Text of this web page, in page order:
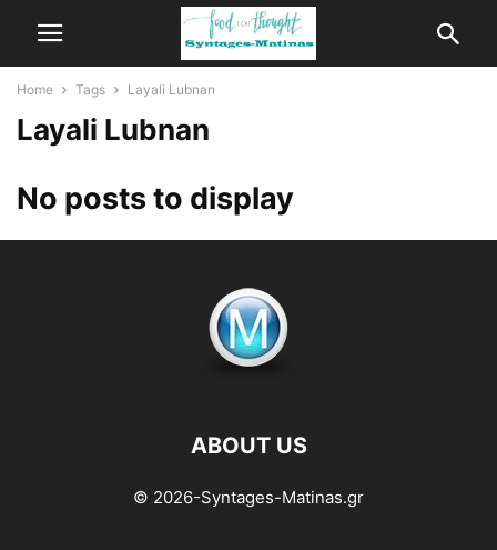
Home Tags Layali Lubnan
Layali Lubnan
No posts to display
ABOUT US
© 2026-Syntages-Matinas.gr